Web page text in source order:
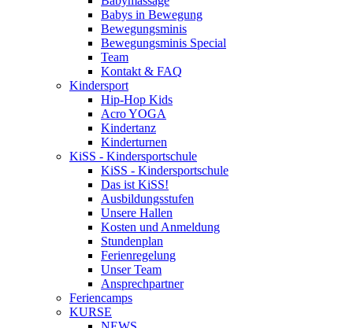
Babys in Bewegung
Bewegungsminis
Bewegungsminis Special
Team
Kontakt & FAQ
Kindersport
Hip-Hop Kids
Acro YOGA
Kindertanz
Kinderturnen
KiSS - Kindersportschule
KiSS - Kindersportschule
Das ist KiSS!
Ausbildungsstufen
Unsere Hallen
Kosten und Anmeldung
Stundenplan
Ferienregelung
Unser Team
Ansprechpartner
Feriencamps
KURSE